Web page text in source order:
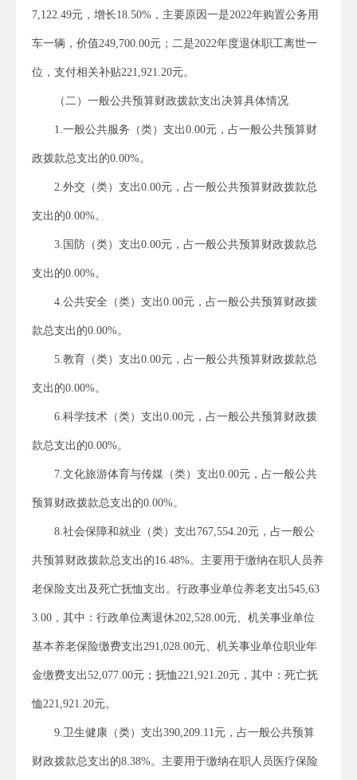
7,122.49元，增长18.50%，主要原因一是2022年购置公务用
车一辆，价值249,700.00元；二是2022年度退休职工离世一
位，支付相关补贴221,921.20元。
（二）一般公共预算财政拨款支出决算具体情况
1.一般公共服务（类）支出0.00元，占一般公共预算财
政拨款总支出的0.00%。
2.外交（类）支出0.00元，占一般公共预算财政拨款总
支出的0.00%。
3.国防（类）支出0.00元，占一般公共预算财政拨款总
支出的0.00%。
4.公共安全（类）支出0.00元，占一般公共预算财政拨
款总支出的0.00%。
5.教育（类）支出0.00元，占一般公共预算财政拨款总
支出的0.00%。
6.科学技术（类）支出0.00元，占一般公共预算财政拨
款总支出的0.00%。
7.文化旅游体育与传媒（类）支出0.00元，占一般公共
预算财政拨款总支出的0.00%。
8.社会保障和就业（类）支出767,554.20元，占一般公
共预算财政拨款总支出的16.48%。主要用于缴纳在职人员养
老保险支出及死亡抚恤支出。行政事业单位养老支出545,63
3.00，其中：行政单位离退休202,528.00元、机关事业单位
基本养老保险缴费支出291,028.00元、机关事业单位职业年
金缴费支出52,077.00元；抚恤221,921.20元，其中：死亡抚
恤221,921.20元。
9.卫生健康（类）支出390,209.11元，占一般公共预算
财政拨款总支出的8.38%。主要用于缴纳在职人员医疗保险